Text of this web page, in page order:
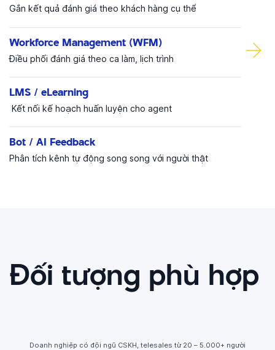
Gắn kết quả đánh giá theo khách hàng cụ thể
Workforce Management (WFM)
Điều phối đánh giá theo ca làm, lịch trình
LMS / eLearning
Kết nối kế hoạch huấn luyện cho agent
Bot / AI Feedback
Phân tích kênh tự động song song với người thật
Đối tượng phù hợp
Doanh nghiệp có đội ngũ CSKH, telesales từ 20 – 5.000+ người